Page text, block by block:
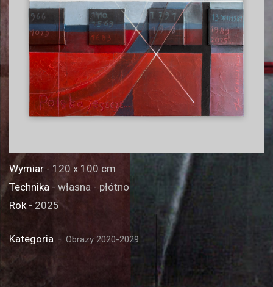
Wymiar - 120 x 100 cm
Technika - własna - płótno
Rok- 2025
Kategoria Obrazy 2020-2029